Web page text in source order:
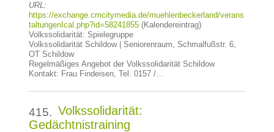
URL:
https://exchange.cmcitymedia.de/muehlenbeckerland/verans
taltungenIcal.php?id=58241855(Kalendereintrag)
Volkssolidarität: Spielegruppe
Volkssolidarität Schildow | Seniorenraum, Schmalfußstr. 6,
OT Schildow
Regelmäßiges Angebot der Volkssolidarität Schildow
Kontakt: Frau Findeisen, Tel. 0157 /…
415. Volkssolidarität:
Gedächtnistraining